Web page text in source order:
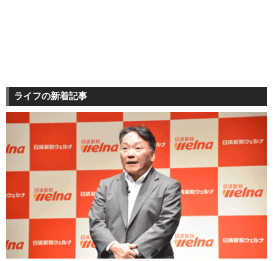
ライフの新着記事